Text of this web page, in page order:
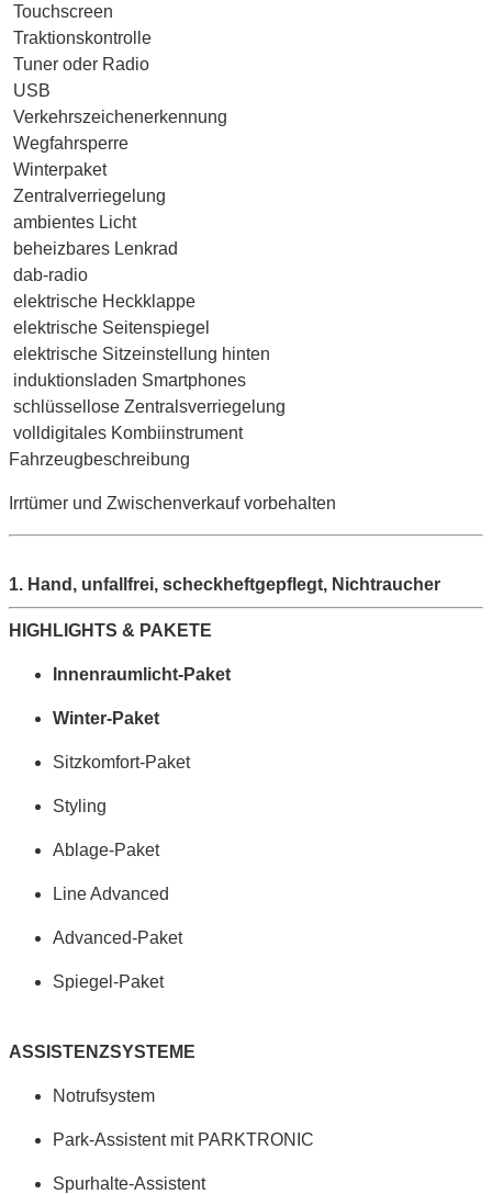
Touchscreen
Traktionskontrolle
Tuner oder Radio
USB
Verkehrszeichenerkennung
Wegfahrsperre
Winterpaket
Zentralverriegelung
ambientes Licht
beheizbares Lenkrad
dab-radio
elektrische Heckklappe
elektrische Seitenspiegel
elektrische Sitzeinstellung hinten
induktionsladen Smartphones
schlüssellose Zentralsverriegelung
volldigitales Kombiinstrument
Fahrzeugbeschreibung
Irrtümer und Zwischenverkauf vorbehalten
1. Hand, unfallfrei, scheckheftgepflegt, Nichtraucher
HIGHLIGHTS & PAKETE
Innenraumlicht-Paket
Winter-Paket
Sitzkomfort-Paket
Styling
Ablage-Paket
Line Advanced
Advanced-Paket
Spiegel-Paket
ASSISTENZSYSTEME
Notrufsystem
Park-Assistent mit PARKTRONIC
Spurhalte-Assistent